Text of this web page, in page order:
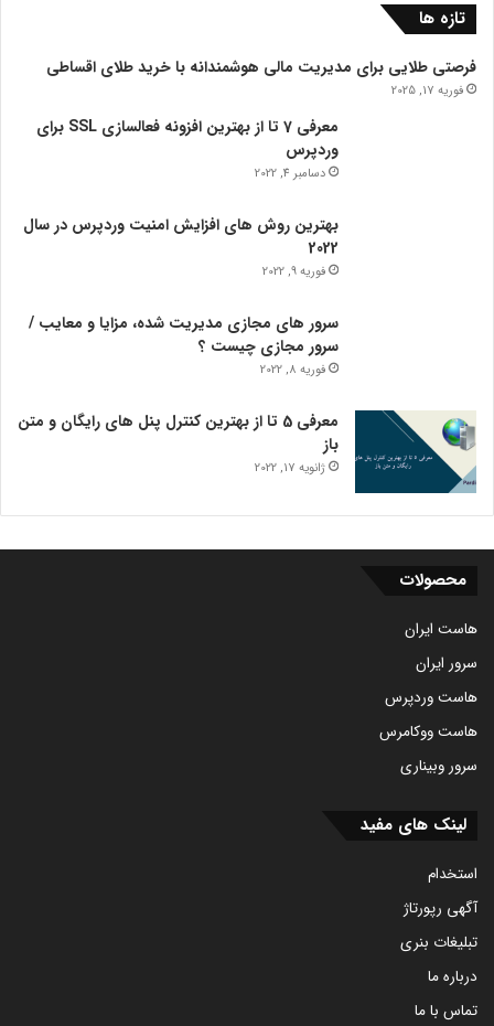
تازه ها
فرصتی طلایی برای مدیریت مالی هوشمندانه با خرید طلای اقساطی
فوریه 17, 2025
معرفی 7 تا از بهترین افزونه فعالسازی SSL برای
وردپرس
دسامبر 4, 2022
بهترین روش های افزایش امنیت وردپرس در سال
2022
فوریه 9, 2022
سرور های مجازی مدیریت شده، مزایا و معایب /
سرور مجازی چیست ؟
فوریه 8, 2022
معرفی 5 تا از بهترین کنترل پنل های رایگان و متن
باز
ژانویه 17, 2022
محصولات
هاست ایران
سرور ایران
هاست وردپرس
هاست ووکامرس
سرور وبیناری
لینک های مفید
استخدام
آگهی رپورتاژ
تبلیغات بنری
درباره ما
تماس با ما